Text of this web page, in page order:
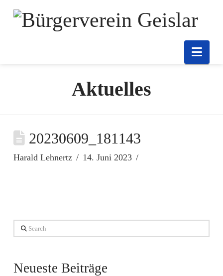
Aktuelles
20230609_181143
Harald Lehnertz 14. Juni 2023
Search
Neueste Beiträge